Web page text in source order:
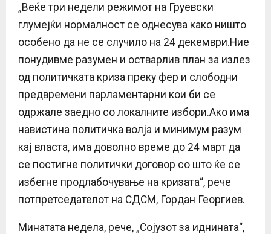
„Веќе три недели режимот на Груевски
глумејќи нормалност се однесува како ништо
особено да не се случило на 24 декември.Ние
понудивме разумен и остварлив план за излез
од политичката криза преку фер и слободни
предвремени парламентарни кои би се
одржале заедно со локалните избори.Ако има
навистина политичка волја и минимум разум
кај власта, има доволно време до 24 март да
се постигне политички договор со што ќе се
избегне продлабочување на кризата“, рече
потпретседателот на СДСМ, Гордан Георгиев.
Минатата недела, рече, „Сојузот за иднината“,